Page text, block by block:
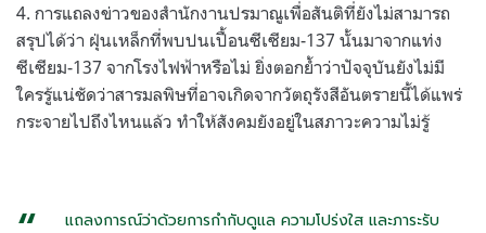
4. การแถลงข่าวของสำนักงานปรมาณูเพื่อสันติที่ยังไม่สามารถ
สรุปได้ว่า ฝุ่นเหล็กที่พบปนเปื้อนซีเซียม-137 นั้นมาจากแท่ง
ซีเซียม-137 จากโรงไฟฟ้าหรือไม่ ยิ่งตอกย้ำว่าปัจจุบันยังไม่มี
ใครรู้แน่ชัดว่าสารมลพิษที่อาจเกิดจากวัตถุรังสีอันตรายนี้ได้แพร่
กระจายไปถึงไหนแล้ว ทำให้สังคมยังอยู่ในสภาวะความไม่รู้
แถลงการณ์ว่าด้วยการกำกับดูแล ความโปร่งใส และภาระรับ